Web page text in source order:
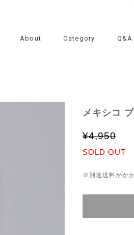
About Category Q&A
メキシコ
¥4,950
SOLD OUT
※別途送料がかか